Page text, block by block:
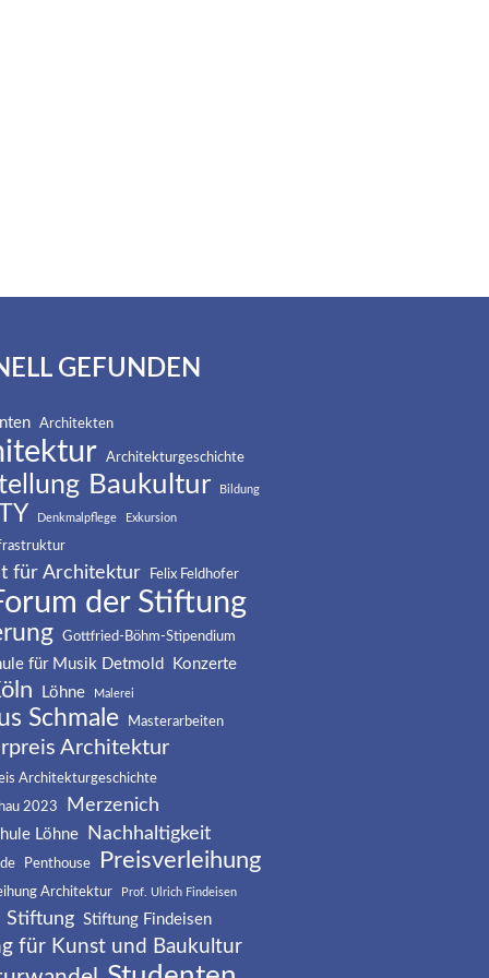
GEFUNDEN
Architekten
Architekturgeschichte
Baukultur Bildung
Denkmalpflege Exkursion
für Architektur Felix Feldhofer
der Stiftung
Gottfried-Böhm-Stipendium
für Musik Detmold Konzerte
Löhne Malerei
Schmale Masterarbeiten
Architektur
Architekturgeschichte
2023
Merzenich
Löhne Nachhaltigkeit
Penthouse Preisverleihung
Architektur Prof. Ulrich Findeisen
Stiftung Stiftung Findeisen
für Kunst und Baukultur